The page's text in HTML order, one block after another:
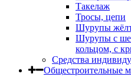
Такелаж
Тросы, цепи
Шурупы
Шурупы с
кольцом, с
Средства
Общестроительные